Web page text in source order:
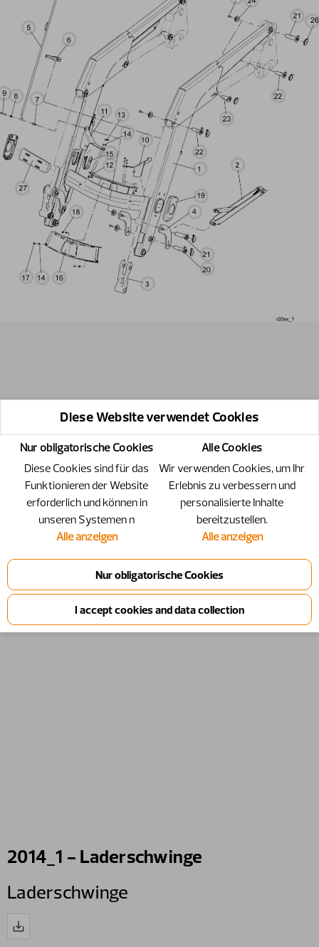
2014_1 - Laderschwinge
Laderschwinge
Diese Website verwendet Cookies
Nur obligatorische Cookies
Diese Cookies sind für das
Funktionieren der Website
erforderlich und können in
unseren Systemen n
Alle anzeigen
Alle Cookies
Wir verwenden Cookies, um Ihr
Erlebnis zu verbessern und
personalisierte Inhalte
bereitzustellen.
Alle anzeigen